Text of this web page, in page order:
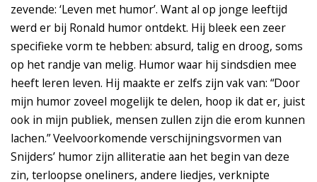
zevende: ‘Leven met humor’. Want al op jonge leeftijd
werd er bij Ronald humor ontdekt. Hij bleek een zeer
specifieke vorm te hebben: absurd, talig en droog, soms
op het randje van melig. Humor waar hij sindsdien mee
heeft leren leven. Hij maakte er zelfs zijn vak van: “Door
mijn humor zoveel mogelijk te delen, hoop ik dat er, juist
ook in mijn publiek, mensen zullen zijn die erom kunnen
lachen.” Veelvoorkomende verschijningsvormen van
Snijders’ humor zijn alliteratie aan het begin van deze
zin, terloopse oneliners, andere liedjes, verknipte